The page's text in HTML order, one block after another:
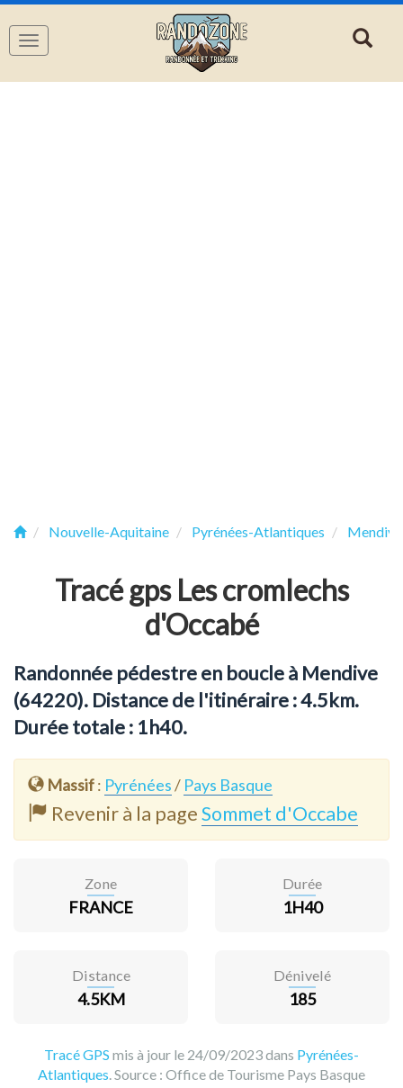
Navigation
Nouvelle-Aquitaine Pyrénées-Atlantiques Mendive
Tracé gps Les cromlechs
d'Occabé
Randonnée pédestre en boucle à Mendive
(64220). Distance de l'itinéraire : 4.5km.
Durée totale : 1h40.
Massif: Pyrénées/ Pays Basque
Revenir à la pageSommet d'Occabe
Zone
FRANCE
Durée
1H40
Distance
4.5KM
Dénivelé
185
Tracé GPS mis à jour le 24/09/2023 dans Pyrénées-
Atlantiques. Source : Office de Tourisme Pays Basque